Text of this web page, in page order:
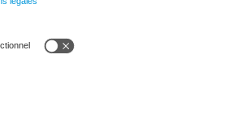
92 84